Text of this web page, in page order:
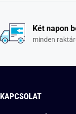
Két napon
minden
KAPCSOLAT